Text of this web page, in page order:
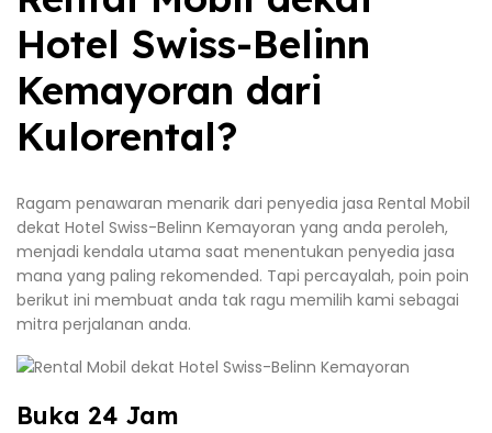
Hotel Swiss-Belinn
Kemayoran dari
Kulorental?
Ragam penawaran menarik dari penyedia jasa Rental Mobil
dekat Hotel Swiss-Belinn Kemayoran yang anda peroleh,
menjadi kendala utama saat menentukan penyedia jasa
mana yang paling rekomended. Tapi percayalah, poin poin
berikut ini membuat anda tak ragu memilih kami sebagai
mitra perjalanan anda.
Buka 24 Jam